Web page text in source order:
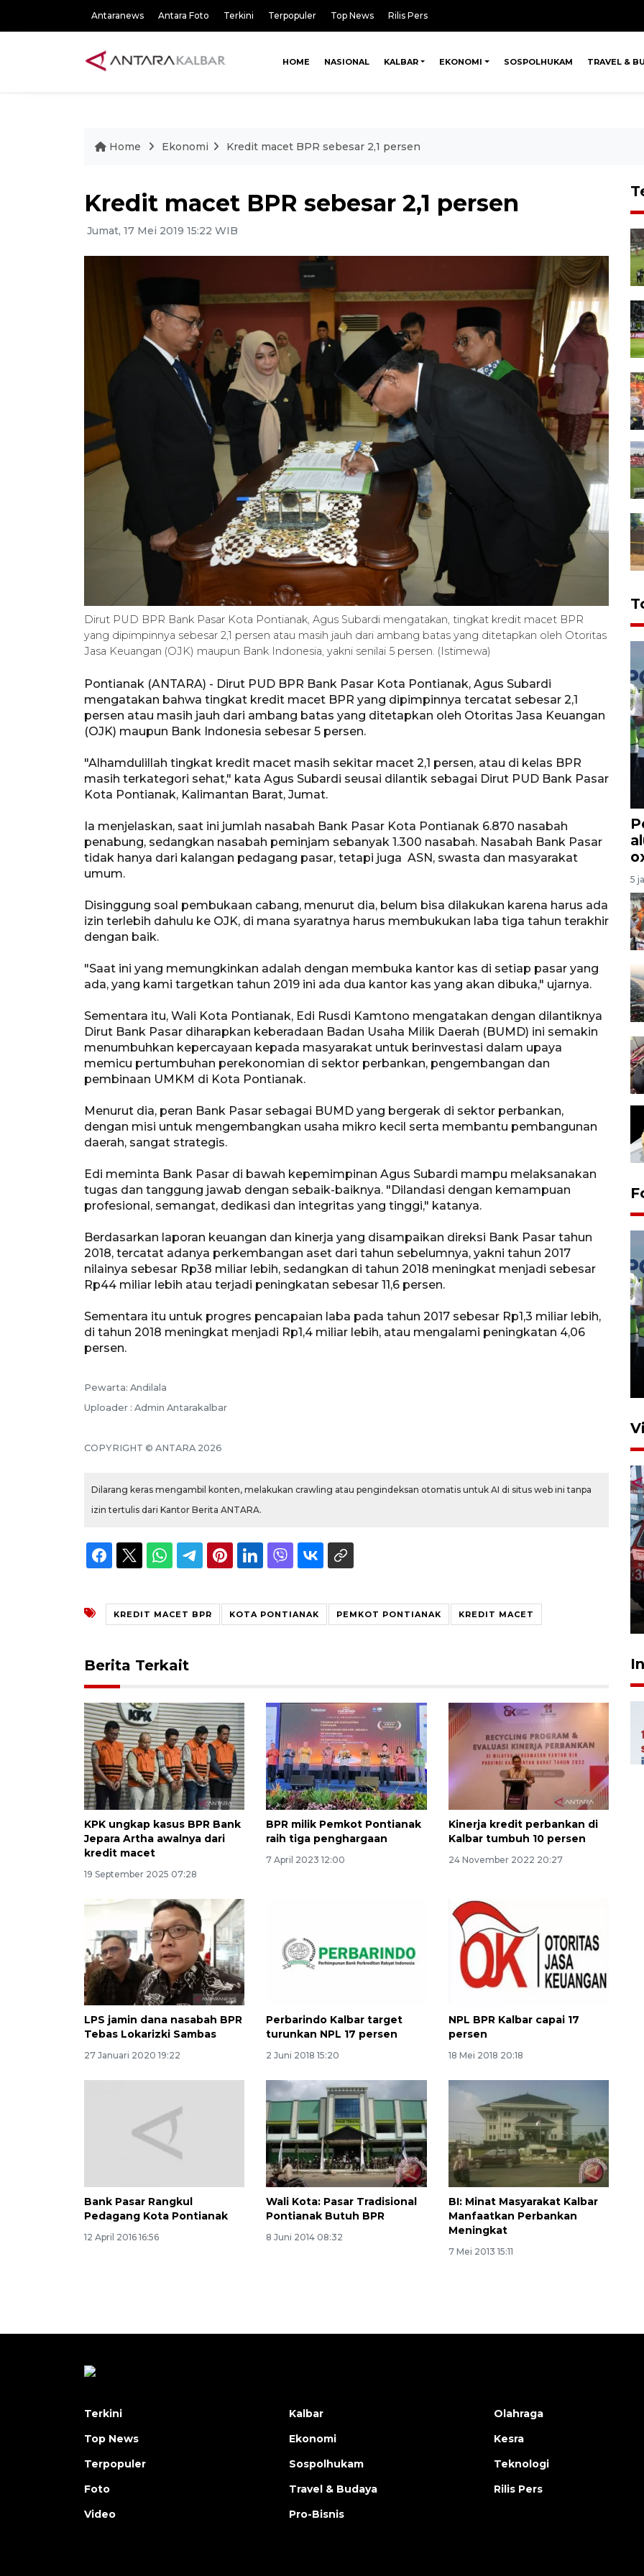
Antaranews Antara Foto Terkini Terpopuler Top News Rilis Pers
HOME NASIONAL KALBAR EKONOMI SOSPOLHUKAM TRAVEL &
Home Ekonomi Kredit macet BPR sebesar 2,1 persen
Kredit macet BPR sebesar 2,1 persen
Jumat, 17 Mei 2019 15:22 WIB
Dirut PUD BPR Bank Pasar Kota Pontianak, Agus Subardi mengatakan, tingkat kredit macet BPR
yang dipimpinnya sebesar 2,1 persen atau masih jauh dari ambang batas yang ditetapkan oleh Otoritas
Jasa Keuangan (OJK) maupun Bank Indonesia, yakni senilai 5 persen. (Istimewa)
Pontianak (ANTARA) - Dirut PUD BPR Bank Pasar Kota Pontianak, Agus Subardi
mengatakan bahwa tingkat kredit macet BPR yang dipimpinnya tercatat sebesar 2,1
persen atau masih jauh dari ambang batas yang ditetapkan oleh Otoritas Jasa Keuangan
(OJK) maupun Bank Indonesia sebesar 5 persen.
"Alhamdulillah tingkat kredit macet masih sekitar macet 2,1 persen, atau di kelas BPR
masih terkategori sehat," kata Agus Subardi seusai dilantik sebagai Dirut PUD Bank Pasar
Kota Pontianak, Kalimantan Barat, Jumat.
Ia menjelaskan, saat ini jumlah nasabah Bank Pasar Kota Pontianak 6.870 nasabah
penabung, sedangkan nasabah peminjam sebanyak 1.300 nasabah. Nasabah Bank Pasar
tidak hanya dari kalangan pedagang pasar, tetapi juga ASN, swasta dan masyarakat
umum.
Disinggung soal pembukaan cabang, menurut dia, belum bisa dilakukan karena harus ada
izin terlebih dahulu ke OJK, di mana syaratnya harus membukukan laba tiga tahun terakhir
dengan baik.
"Saat ini yang memungkinkan adalah dengan membuka kantor kas di setiap pasar yang
ada, yang kami targetkan tahun 2019 ini ada dua kantor kas yang akan dibuka," ujarnya.
Sementara itu, Wali Kota Pontianak, Edi Rusdi Kamtono mengatakan dengan dilantiknya
Dirut Bank Pasar diharapkan keberadaan Badan Usaha Milik Daerah (BUMD) ini semakin
menumbuhkan kepercayaan kepada masyarakat untuk berinvestasi dalam upaya
memicu pertumbuhan perekonomian di sektor perbankan, pengembangan dan
pembinaan UMKM di Kota Pontianak.
Menurut dia, peran Bank Pasar sebagai BUMD yang bergerak di sektor perbankan,
dengan misi untuk mengembangkan usaha mikro kecil serta membantu pembangunan
daerah, sangat strategis.
Edi meminta Bank Pasar di bawah kepemimpinan Agus Subardi mampu melaksanakan
tugas dan tanggung jawab dengan sebaik-baiknya. "Dilandasi dengan kemampuan
profesional, semangat, dedikasi dan integritas yang tinggi," katanya.
Berdasarkan laporan keuangan dan kinerja yang disampaikan direksi Bank Pasar tahun
2018, tercatat adanya perkembangan aset dari tahun sebelumnya, yakni tahun 2017
nilainya sebesar Rp38 miliar lebih, sedangkan di tahun 2018 meningkat menjadi sebesar
Rp44 miliar lebih atau terjadi peningkatan sebesar 11,6 persen.
Sementara itu untuk progres pencapaian laba pada tahun 2017 sebesar Rp1,3 miliar lebih,
di tahun 2018 meningkat menjadi Rp1,4 miliar lebih, atau mengalami peningkatan 4,06
persen.
Pewarta: Andilala
Uploader : Admin Antarakalbar
COPYRIGHT © ANTARA 2026
Dilarang keras mengambil konten, melakukan crawling atau pengindeksan otomatis untuk AI di situs web ini tanpa
izin tertulis dari Kantor Berita ANTARA.
KREDIT MACET BPR KOTA PONTIANAK PEMKOT PONTIANAK KREDIT MACET
Berita Terkait
KPK ungkap kasus BPR Bank
Jepara Artha awalnya dari
kredit macet
19 September 2025 07:28
BPR milik Pemkot Pontianak
raih tiga penghargaan
7 April 2023 12:00
Kinerja kredit perbankan di
Kalbar tumbuh 10 persen
24 November 2022 20:27
LPS jamin dana nasabah BPR
Tebas Lokarizki Sambas
27 Januari 2020 19:22
Perbarindo Kalbar target
turunkan NPL 17 persen
2 Juni 2018 15:20
NPL BPR Kalbar capai 17
persen
18 Mei 2018 20:18
Bank Pasar Rangkul
Pedagang Kota Pontianak
12 April 2016 16:56
Wali Kota: Pasar Tradisional
Pontianak Butuh BPR
8 Juni 2014 08:32
BI: Minat Masyarakat Kalbar
Manfaatkan Perbankan
Meningkat
7 Mei 2013 15:11
5
Kalbar siaga darurat karhutla
23 Juli 2026 19:17
Ekonomi triwulan II-2026
tumbuh 5,29 persen
2026-08-06 18:45:00
Terkini
Top News
Terpopuler
Foto
Video
Kalbar
Ekonomi
Sospolhukam
Travel & Budaya
Pro-Bisnis
Olahraga
Kesra
Teknologi
Rilis Pers